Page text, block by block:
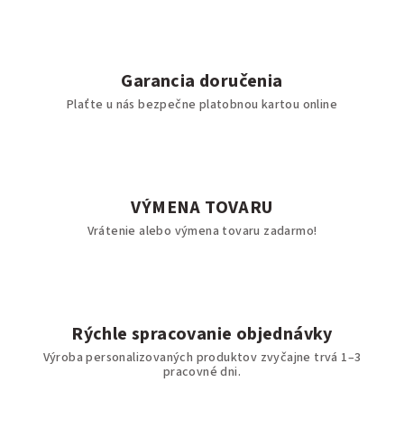
Garancia doručenia
Plaťte u nás bezpečne platobnou kartou online
VÝMENA TOVARU
Vrátenie alebo výmena tovaru zadarmo!
Rýchle spracovanie objednávky
Výroba personalizovaných produktov zvyčajne trvá 1–3
pracovné dni.